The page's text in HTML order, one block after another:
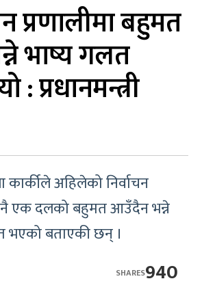
प्रणालीमा बहुमत
भाष्य गलत
: प्रधानमन्त्री
कार्कीले अहिलेको निर्वाचन
एक दलको बहुमत आउँदैन भन्ने
भएको बताएकी छन् ।
940
SHARES